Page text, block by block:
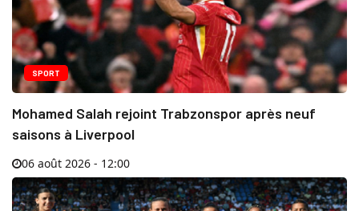
SPORT
Mohamed Salah rejoint Trabzonspor après neuf
saisons à Liverpool
06 août 2026 - 12:00